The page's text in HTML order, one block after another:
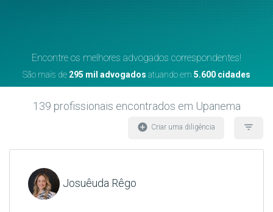
Encontre os melhores advogados correspondentes!
São mais de 295 mil advogados atuando em 5.600 cidades
139 profissionais encontrados em Upanema
filter_list
add_circle Criar uma diligência
Josuêuda Rêgo